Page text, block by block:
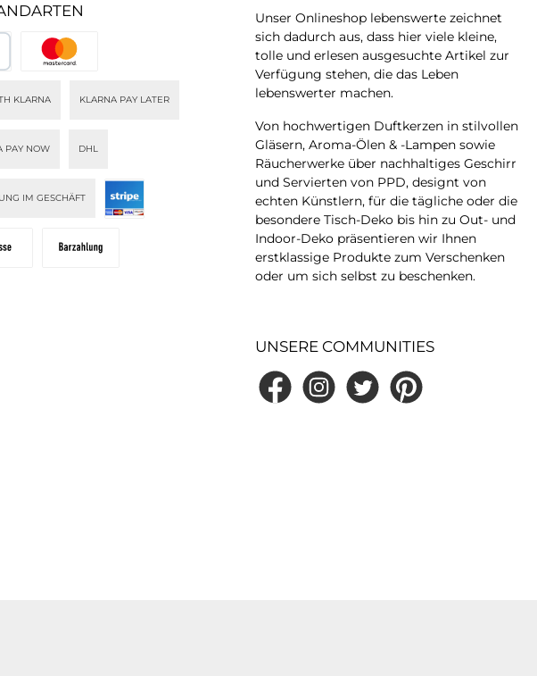
KLARNA KLARNA PAY LATER
PAY NOW DHL
IM GESCHÄFT
Unser Onlineshop lebenswerte zeichnet
sich dadurch aus, dass hier viele kleine,
tolle und erlesen ausgesuchte Artikel zur
Verfügung stehen, die das Leben
lebenswerter machen.
Von hochwertigen Duftkerzen in stilvollen
Gläsern, Aroma-Ölen & -Lampen sowie
Räucherwerke über nachhaltiges Geschirr
und Servierten von PPD, designt von
echten Künstlern, für die tägliche oder die
besondere Tisch-Deko bis hin zu Out- und
Indoor-Deko präsentieren wir Ihnen
erstklassige Produkte zum Verschenken
oder um sich selbst zu beschenken.
UNSERE COMMUNITIES
FacebookInstagramTwitter Pinterest